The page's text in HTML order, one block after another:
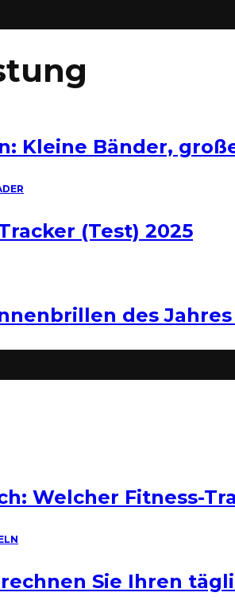
Kleine Bänder,
(Test) 2025
des Jahres
Welcher Fitness-
Sie Ihren